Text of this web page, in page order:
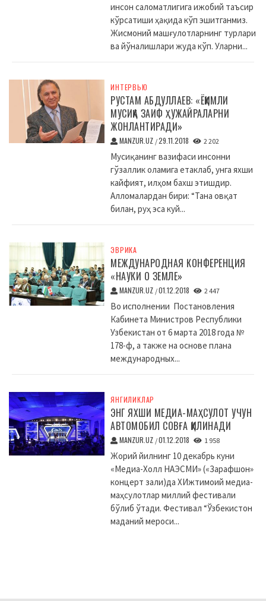
инсон саломатлигига ижобий таъсир
кўрсатиши ҳақида кўп эшитганмиз.
Жисмоний машғулотларнинг турлари
ва йўналишлари жуда кўп. Уларни...
ИНТЕРВЬЮ
РУСТАМ АБДУЛЛАЕВ: «ЁҚИМЛИ
МУСИҚА ЗАИФ ҲУЖАЙРАЛАРНИ
ЖОНЛАНТИРАДИ»
MANZUR.UZ /29.11.2018 2 202
Мусиқанинг вазифаси инсонни
гўзаллик оламига етаклаб, унга яхши
кайфият, илҳом бахш этишдир.
Алломалардан бири: “Тана овқат
билан, руҳ эса куй...
ЭВРИКА
МЕЖДУНАРОДНАЯ КОНФЕРЕНЦИЯ
«НАУКИ О ЗЕМЛЕ»
MANZUR.UZ /01.12.2018 2 447
Во исполнении Постановления
Кабинета Министров Республики
Узбекистан от 6 марта 2018 года №
178-ф, а также на основе плана
международных...
ЯНГИЛИКЛАР
ЭНГ ЯХШИ МЕДИА-МАҲСУЛОТ УЧУН
АВТОМОБИЛ СОВҒА ҚИЛИНАДИ
MANZUR.UZ /01.12.2018 1 958
Жорий йилнинг 10 декабрь куни
«Медиа-Холл НАЭСМИ» («Зарафшон»
концерт зали)да XИжтимоий медиа-
маҳсулотлар миллий фестивали
бўлиб ўтади. Фестивал “Ўзбекистон
маданий мероси...